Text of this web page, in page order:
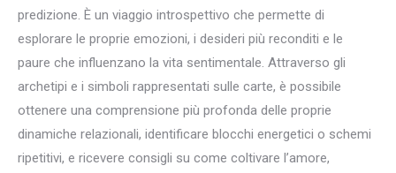
predizione. È un viaggio introspettivo che permette di
esplorare le proprie emozioni, i desideri più reconditi e le
paure che influenzano la vita sentimentale. Attraverso gli
archetipi e i simboli rappresentati sulle carte, è possibile
ottenere una comprensione più profonda delle proprie
dinamiche relazionali, identificare blocchi energetici o schemi
ripetitivi, e ricevere consigli su come coltivare l’amore,